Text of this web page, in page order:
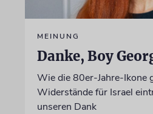
MEINUNG
Danke, Boy
Wie die 80er-Jahre-Ikone
Widerstände für Israel
unseren Dank